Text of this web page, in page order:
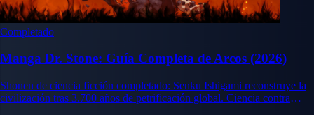
Completado
Manga Dr. Stone: Guía Completa de Arcos (2026)
Shonen de ciencia ficción completado: Senku Ishigami reconstruye la
civilización tras 3.700 años de petrificación global. Ciencia contra